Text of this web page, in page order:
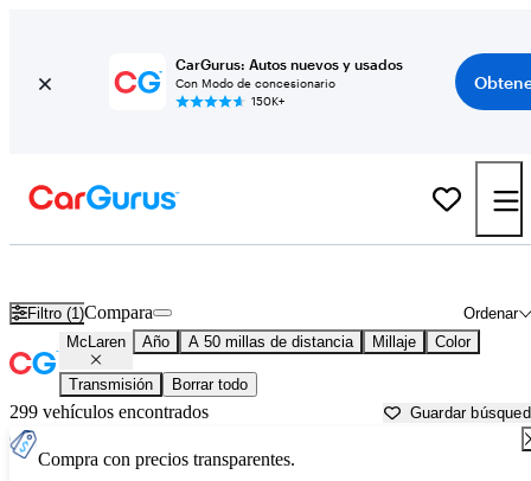
CarGurus: Autos nuevos y usados
Con Modo de concesionario
150K+
Filtro (1) Ordenar
Compara
McLaren Año A 50 millas de distancia Millaje Color
Transmisión Borrar todo
299 vehículos encontrados Guardar
Compra con precios transparentes.